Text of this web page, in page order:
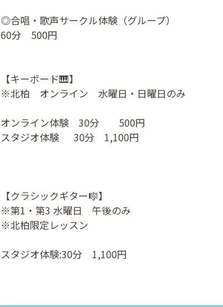
◎合唱・歌声サークル体験（グループ）
60分 500円
【キーボード🎹】
※北柏 オンライン 水曜日・日曜日のみ
オンライン体験 30分 500円
スタジオ体験 30分 1,100円
【クラシックギター🎼】
※第1・第3 水曜日 午後のみ
※北柏限定レッスン
スタジオ体験:30分 1,100円